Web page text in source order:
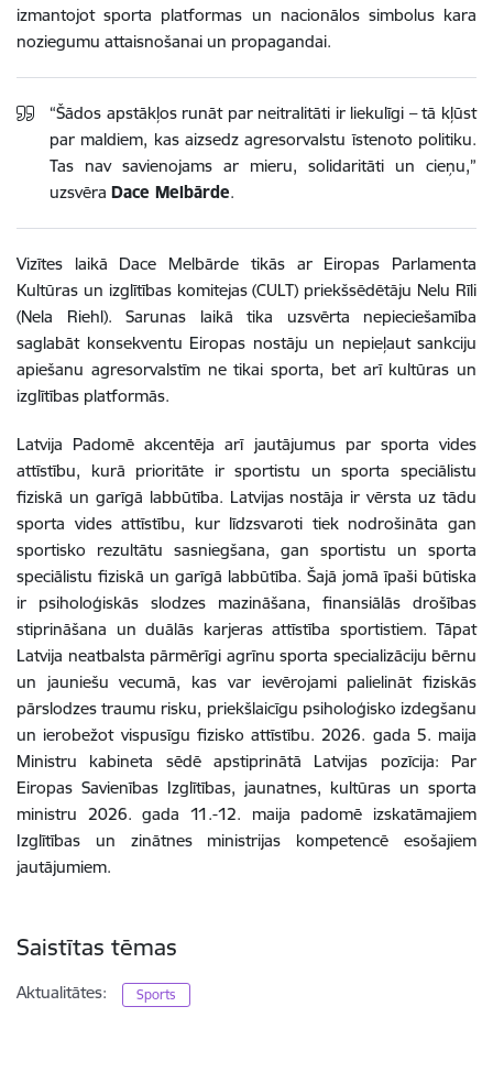
izmantojot sporta platformas un nacionālos simbolus kara
noziegumu attaisnošanai un propagandai.
“Šādos apstākļos runāt par neitralitāti ir liekulīgi – tā kļūst
par maldiem, kas aizsedz agresorvalstu īstenoto politiku.
Tas nav savienojams ar mieru, solidaritāti un cieņu,”
uzsvēra Dace Melbārde.
Vizītes laikā Dace Melbārde tikās ar Eiropas Parlamenta
Kultūras un izglītības komitejas (CULT) priekšsēdētāju Nelu Rīli
(Nela Riehl). Sarunas laikā tika uzsvērta nepieciešamība
saglabāt konsekventu Eiropas nostāju un nepieļaut sankciju
apiešanu agresorvalstīm ne tikai sporta, bet arī kultūras un
izglītības platformās.
Latvija Padomē akcentēja arī jautājumus par sporta vides
attīstību, kurā prioritāte ir sportistu un sporta speciālistu
fiziskā un garīgā labbūtība. Latvijas nostāja ir vērsta uz tādu
sporta vides attīstību, kur līdzsvaroti tiek nodrošināta gan
sportisko rezultātu sasniegšana, gan sportistu un sporta
speciālistu fiziskā un garīgā labbūtība. Šajā jomā īpaši būtiska
ir psiholoģiskās slodzes mazināšana, finansiālās drošības
stiprināšana un duālās karjeras attīstība sportistiem. Tāpat
Latvija neatbalsta pārmērīgi agrīnu sporta specializāciju bērnu
un jauniešu vecumā, kas var ievērojami palielināt fiziskās
pārslodzes traumu risku, priekšlaicīgu psiholoģisko izdegšanu
un ierobežot vispusīgu fizisko attīstību. 2026. gada 5. maija
Ministru kabineta sēdē apstiprinātā Latvijas pozīcija: Par
Eiropas Savienības Izglītības, jaunatnes, kultūras un sporta
ministru 2026. gada 11.-12. maija padomē izskatāmajiem
Izglītības un zinātnes ministrijas kompetencē esošajiem
jautājumiem.
Saistītas tēmas
Aktualitātes: Sports